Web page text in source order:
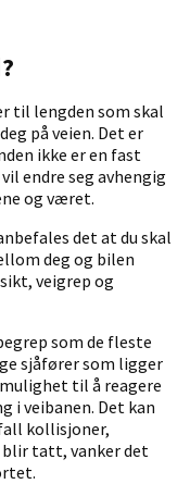
til lengden som skal
på veien. Det er
ikke er en fast
endre seg avhengig
og været.
det at du skal
deg og bilen
veigrep og
som de fleste
sjåfører som ligger
til å reagere
i veibanen. Det kan
kollisjoner,
blir tatt, vanker det